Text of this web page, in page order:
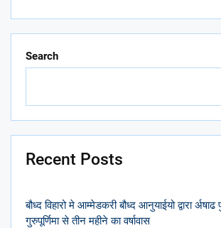
Search
Recent Posts
बौध्द विहारो मे आम्मेडकरी बौध्द आनुयाईयो द्वारा र्अषाढ
गुरुपूर्णिमा से तीन महीने का वर्षावास